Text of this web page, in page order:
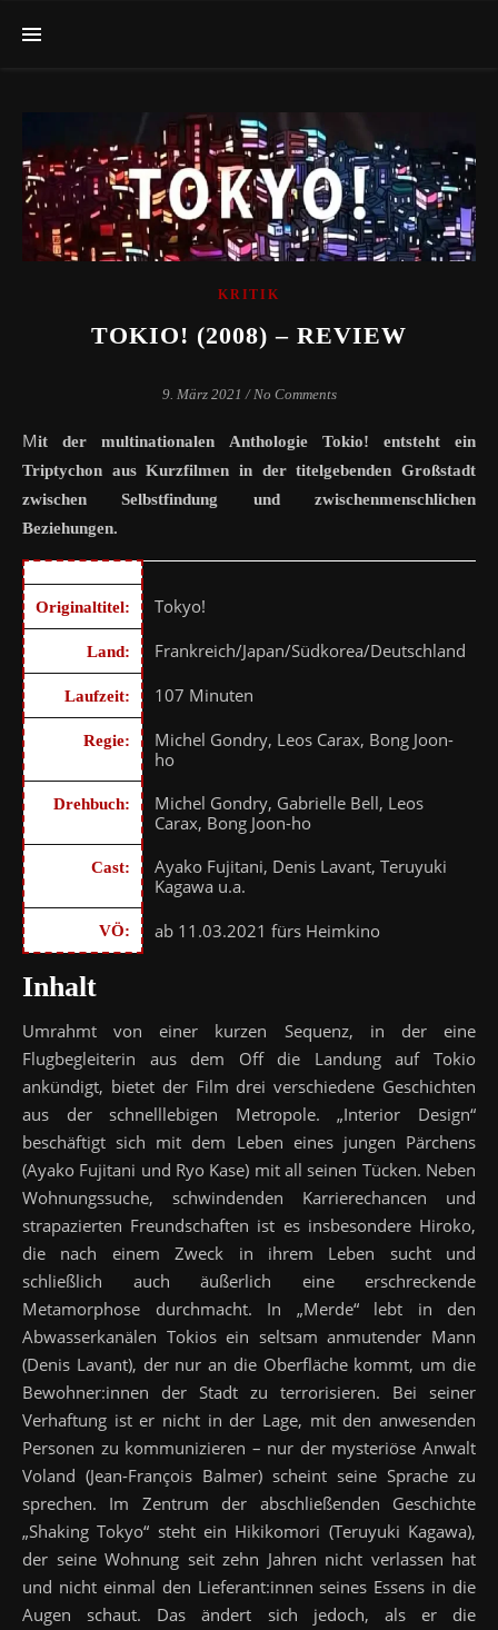
KRITIK
TOKIO! (2008) – REVIEW
9. März 2021 / No Comments
Mit der multinationalen Anthologie Tokio! entsteht ein
Triptychon aus Kurzfilmen in der titelgebenden Großstadt
zwischen Selbstfindung und zwischenmenschlichen
Beziehungen.
Originaltitel: Tokyo!
Land: Frankreich/Japan/Südkorea/Deutschland
Laufzeit: 107 Minuten
Regie:
Michel Gondry, Leos Carax, Bong Joon-
ho
Drehbuch:
Michel Gondry, Gabrielle Bell, Leos
Carax, Bong Joon-ho
Cast:
Ayako Fujitani, Denis Lavant, Teruyuki
Kagawa u.a.
VÖ: ab 11.03.2021 fürs Heimkino
Inhalt
Umrahmt von einer kurzen Sequenz, in der eine
Flugbegleiterin aus dem Off die Landung auf Tokio
ankündigt, bietet der Film drei verschiedene Geschichten
aus der schnelllebigen Metropole. „Interior Design“
beschäftigt sich mit dem Leben eines jungen Pärchens
(Ayako Fujitani und Ryo Kase) mit all seinen Tücken. Neben
Wohnungssuche, schwindenden Karrierechancen und
strapazierten Freundschaften ist es insbesondere Hiroko,
die nach einem Zweck in ihrem Leben sucht und
schließlich auch äußerlich eine erschreckende
Metamorphose durchmacht. In „Merde“ lebt in den
Abwasserkanälen Tokios ein seltsam anmutender Mann
(Denis Lavant), der nur an die Oberfläche kommt, um die
Bewohner:innen der Stadt zu terrorisieren. Bei seiner
Verhaftung ist er nicht in der Lage, mit den anwesenden
Personen zu kommunizieren – nur der mysteriöse Anwalt
Voland (Jean-François Balmer) scheint seine Sprache zu
sprechen. Im Zentrum der abschließenden Geschichte
„Shaking Tokyo“ steht ein Hikikomori (Teruyuki Kagawa),
der seine Wohnung seit zehn Jahren nicht verlassen hat
und nicht einmal den Lieferant:innen seines Essens in die
Augen schaut. Das ändert sich jedoch, als er die